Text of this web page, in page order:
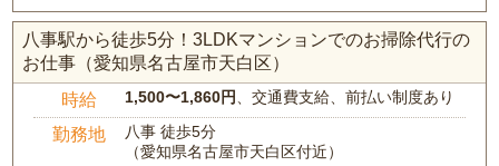
八事駅から徒歩5分！3LDKマンションでのお掃除代行の
お仕事（愛知県名古屋市天白区）
時給 1,500〜1,860円 、交通費支給、前払い制度あり
勤務地
八事 徒歩5分
（愛知県名古屋市天白区付近）